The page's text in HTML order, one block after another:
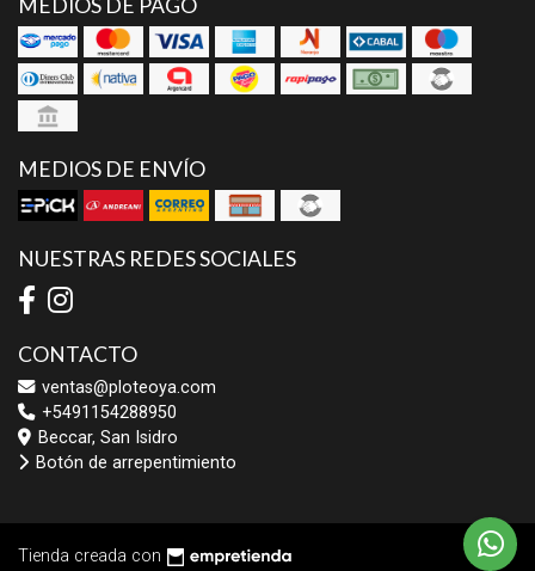
MEDIOS DE PAGO
MEDIOS DE ENVÍO
NUESTRAS REDES SOCIALES
CONTACTO
ventas@ploteoya.com
+5491154288950
Beccar, San Isidro
Botón de arrepentimiento
Tienda creada con